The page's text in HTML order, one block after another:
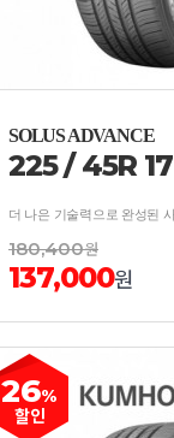
SOLUS ADVANCE
225/45R 17
180,400원
137,000원
26%
할인